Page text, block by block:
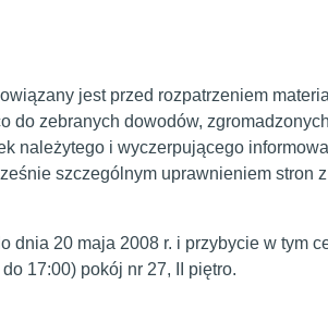
jest przed rozpatrzeniem
do zebranych dowodów, zgromadzonych
należytego i wyczerpującego
szczególnym uprawnieniem stron
20 maja 2008 r. i przybycie w tym
17:00) pokój nr 27, II piętro.